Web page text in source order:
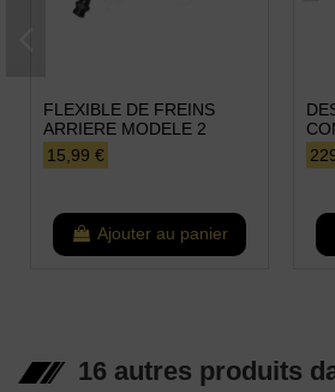
FLEXIBLE DE FREINS
ARRIERE MODELE 2
15,99 €
Ajouter au panier
16 autres produits